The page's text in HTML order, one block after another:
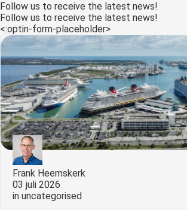
Follow us to receive the latest news!
Follow us to receive the latest news!
<:optin-form-placeholder>
Frank Heemskerk
03 juli 2026
in uncategorised